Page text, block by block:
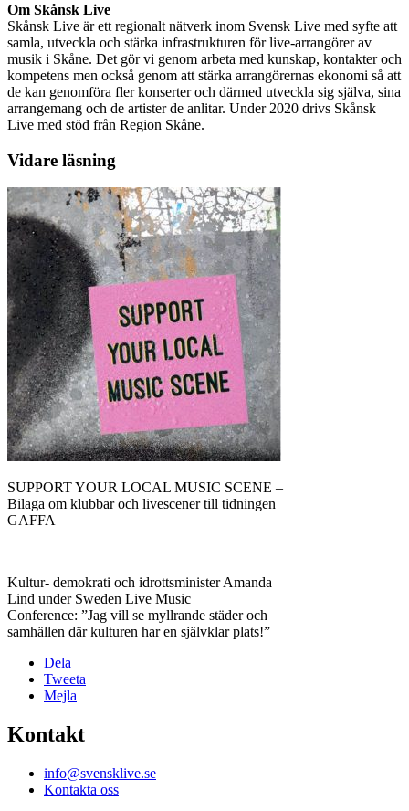
Om Skånsk Live
Skånsk Live är ett regionalt nätverk inom Svensk Live med syfte att
samla, utveckla och stärka infrastrukturen för live-arrangörer av
musik i Skåne. Det gör vi genom arbeta med kunskap, kontakter och
kompetens men också genom att stärka arrangörernas ekonomi så att
de kan genomföra fler konserter och därmed utveckla sig själva, sina
arrangemang och de artister de anlitar. Under 2020 drivs Skånsk
Live med stöd från Region Skåne.
Vidare läsning
SUPPORT YOUR LOCAL MUSIC SCENE –
Bilaga om klubbar och livescener till tidningen
GAFFA
Kultur- demokrati och idrottsminister Amanda
Lind under Sweden Live Music
Conference: ”Jag vill se myllrande städer och
samhällen där kulturen har en självklar plats!”
Dela
Tweeta
Mejla
Kontakt
info@svensklive.se
Kontakta oss